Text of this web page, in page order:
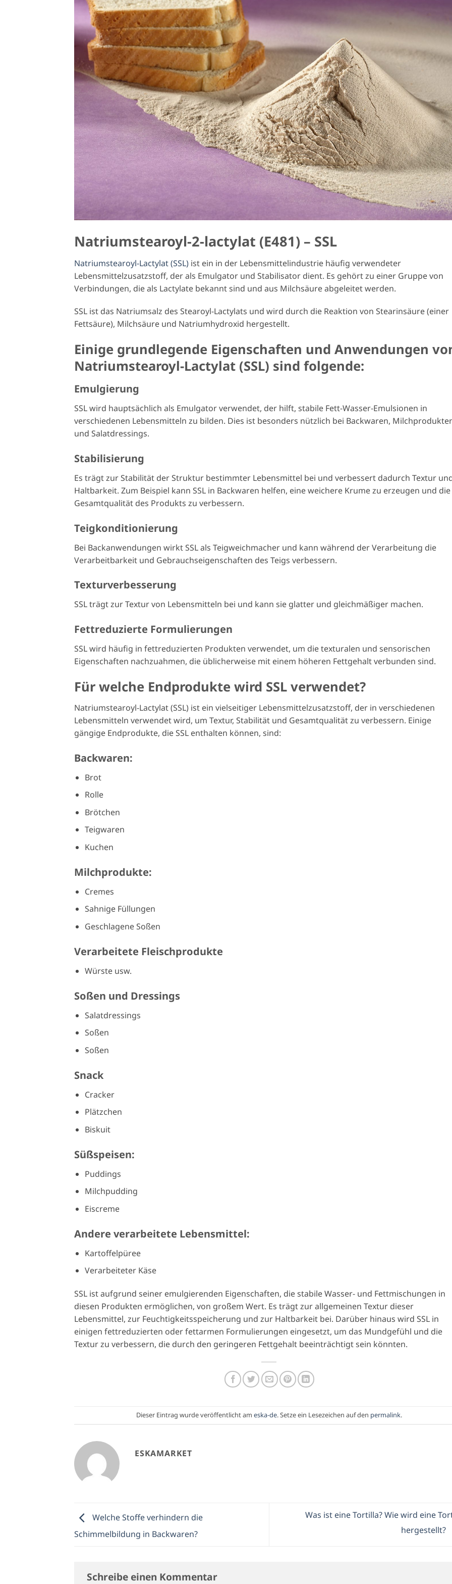
Natriumstearoyl-2-lactylat (E481) – SSL
Natriumstearoyl-Lactylat (SSL) ist ein in der Lebensmittelindustrie häufig verwendeter
Lebensmittelzusatzstoff, der als Emulgator und Stabilisator dient. Es gehört zu einer Gruppe von
Verbindungen, die als Lactylate bekannt sind und aus Milchsäure abgeleitet werden.
SSL ist das Natriumsalz des Stearoyl-Lactylats und wird durch die Reaktion von Stearinsäure (einer
Fettsäure), Milchsäure und Natriumhydroxid hergestellt.
Einige grundlegende Eigenschaften und Anwendungen
Natriumstearoyl-Lactylat (SSL) sind folgende:
Emulgierung
SSL wird hauptsächlich als Emulgator verwendet, der hilft, stabile Fett-Wasser-Emulsionen in
verschiedenen Lebensmitteln zu bilden. Dies ist besonders nützlich bei Backwaren,
und Salatdressings.
Stabilisierung
Es trägt zur Stabilität der Struktur bestimmter Lebensmittel bei und verbessert dadurch Textur
Haltbarkeit. Zum Beispiel kann SSL in Backwaren helfen, eine weichere Krume zu erzeugen und die
Gesamtqualität des Produkts zu verbessern.
Teigkonditionierung
Bei Backanwendungen wirkt SSL als Teigweichmacher und kann während der Verarbeitung die
Verarbeitbarkeit und Gebrauchseigenschaften des Teigs verbessern.
Texturverbesserung
SSL trägt zur Textur von Lebensmitteln bei und kann sie glatter und gleichmäßiger machen.
Fettreduzierte Formulierungen
SSL wird häufig in fettreduzierten Produkten verwendet, um die texturalen und sensorischen
Eigenschaften nachzuahmen, die üblicherweise mit einem höheren Fettgehalt verbunden sind.
Für welche Endprodukte wird SSL verwendet?
Natriumstearoyl-Lactylat (SSL) ist ein vielseitiger Lebensmittelzusatzstoff, der in verschiedenen
Lebensmitteln verwendet wird, um Textur, Stabilität und Gesamtqualität zu verbessern. Einige
gängige Endprodukte, die SSL enthalten können, sind:
Backwaren:
Brot
Rolle
Brötchen
Teigwaren
Kuchen
Milchprodukte:
Cremes
Sahnige Füllungen
Geschlagene Soßen
Verarbeitete Fleischprodukte
Würste usw.
Soßen und Dressings
Salatdressings
Soßen
Soßen
Snack
Cracker
Plätzchen
Biskuit
Süßspeisen:
Puddings
Milchpudding
Eiscreme
Andere verarbeitete Lebensmittel:
Kartoffelpüree
Verarbeiteter Käse
SSL ist aufgrund seiner emulgierenden Eigenschaften, die stabile Wasser- und Fettmischungen in
diesen Produkten ermöglichen, von großem Wert. Es trägt zur allgemeinen Textur dieser
Lebensmittel, zur Feuchtigkeitsspeicherung und zur Haltbarkeit bei. Darüber hinaus wird SSL in
einigen fettreduzierten oder fettarmen Formulierungen eingesetzt, um das Mundgefühl und die
Textur zu verbessern, die durch den geringeren Fettgehalt beeinträchtigt sein könnten.
Dieser Eintrag wurde veröffentlicht am eska-de. Setze ein Lesezeichen auf den permalink.
ESKAMARKET
Welche Stoffe verhindern die
Schimmelbildung in Backwaren?
Was ist eine Tortilla? Wie wird eine
hergestellt?
Schreibe einen Kommentar